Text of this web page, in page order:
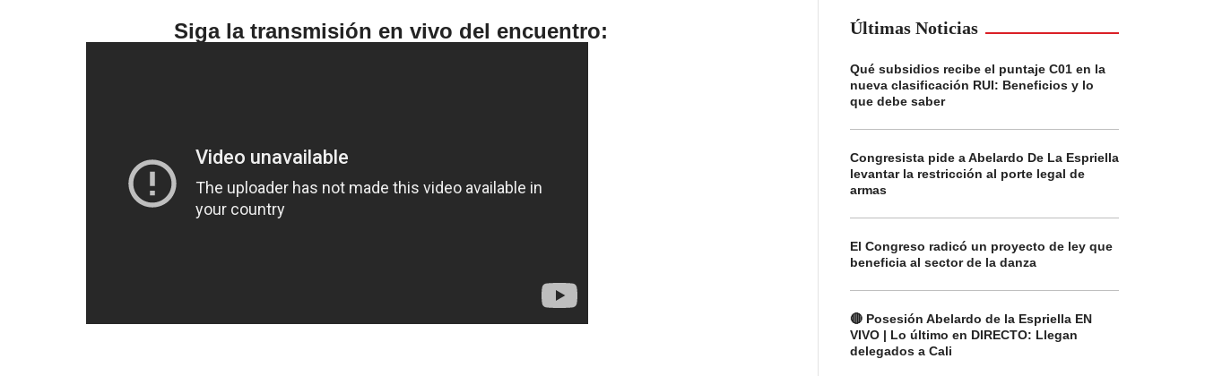
Siga la transmisión en vivo del encuentro: Últimas Noticias
Qué subsidios recibe el puntaje C01 en la
nueva clasificación RUI: Beneficios y lo
que debe saber
Congresista pide a Abelardo De La Espriella
levantar la restricción al porte legal de
armas
El Congreso radicó un proyecto de ley que
beneficia al sector de la danza
🔴 Posesión Abelardo de la Espriella EN
VIVO | Lo último en DIRECTO: Llegan
delegados a Cali